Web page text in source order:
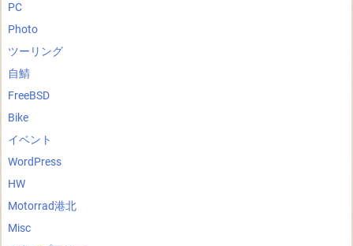
PC
Photo
ツーリング
自鯖
FreeBSD
Bike
イベント
WordPress
HW
Motorrad港北
Misc